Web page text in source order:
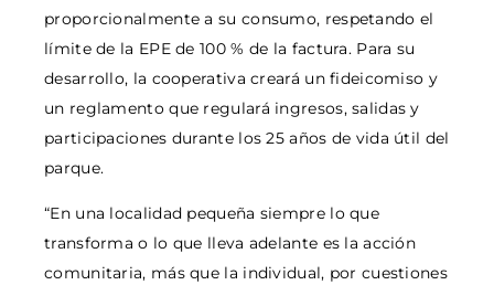
proporcionalmente a su consumo, respetando el
límite de la EPE de 100 % de la factura. Para su
desarrollo, la cooperativa creará un fideicomiso y
un reglamento que regulará ingresos, salidas y
participaciones durante los 25 años de vida útil del
parque.
“En una localidad pequeña siempre lo que
transforma o lo que lleva adelante es la acción
comunitaria, más que la individual, por cuestiones